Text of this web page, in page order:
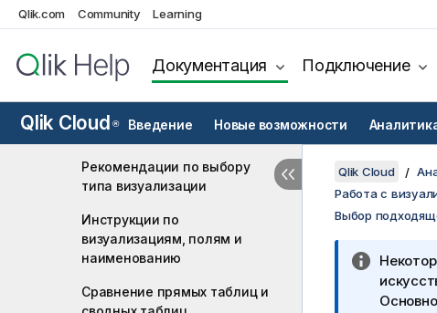
Qlik.com Community Learning
Документация Подключение
Qlik Cloud ® Введение Новые возможности
Начните работать с
Выбор подходящей
визуализации
Рекомендации по созданию
визуализаций
Рекомендации по выбору
типа визуализации
Инструкции по
визуализациям, полям и
наименованию
Сравнение прямых таблиц и
Qlik Cloud
Работа с
Выбор